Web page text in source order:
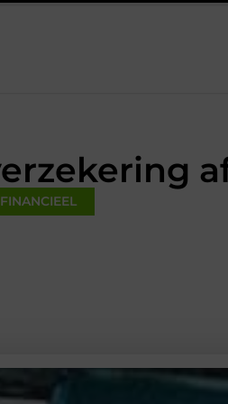
mkb-bedrijf met een boekhouder in
FINANCIEEL